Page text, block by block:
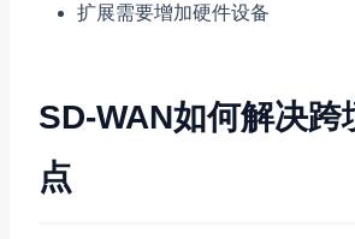
扩展需要增加硬件设备
SD-WAN如何解决跨
点